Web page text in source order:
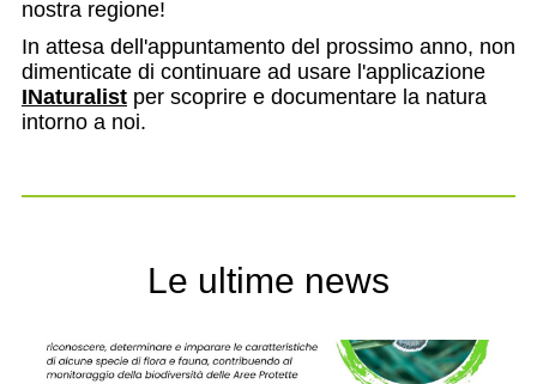
nostra regione!
In attesa dell'appuntamento del prossimo anno, non
dimenticate di continuare ad usare l'applicazione
INaturalist per scoprire e documentare la natura
intorno a noi.
Le ultime news